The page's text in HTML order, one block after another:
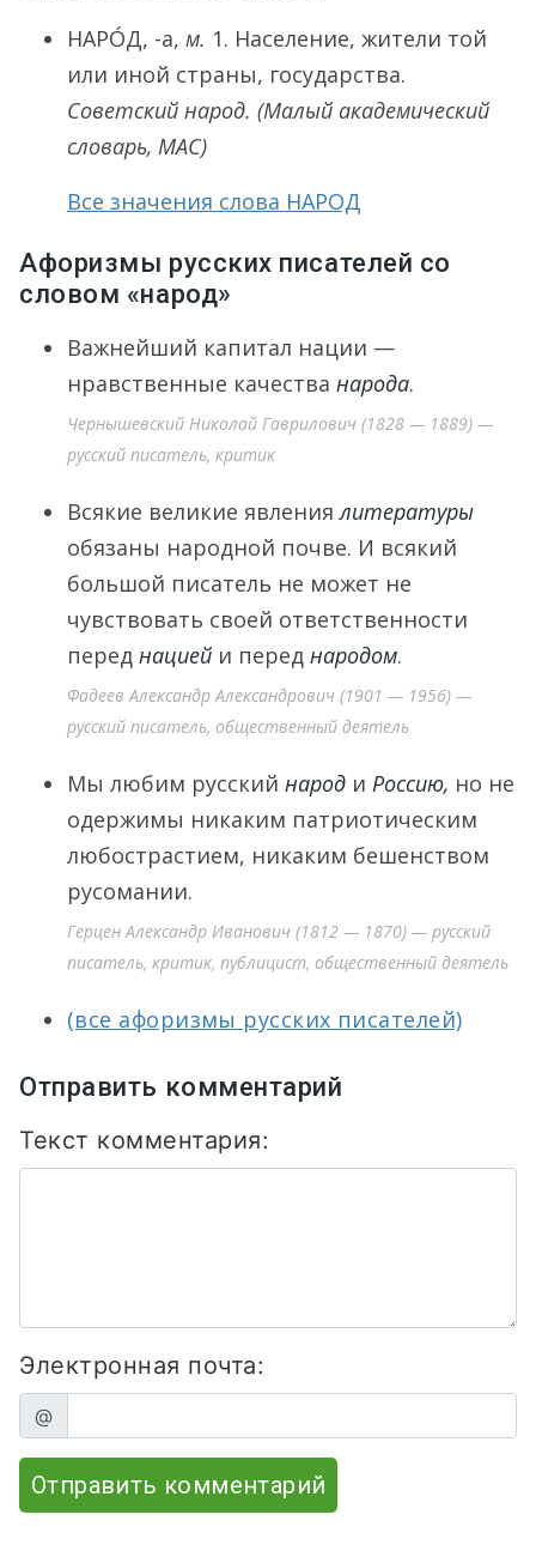
НАРО́Д, -а, м. 1. Население, жители той
или иной страны, государства.
Советский народ. (Малый академический
словарь, МАС)
Все значения слова НАРОД
Афоризмы русских писателей со
словом «народ»
Важнейший капитал нации —
нравственные качества народа.
Чернышевский Николай Гаврилович (1828 — 1889) —
русский писатель, критик
Всякие великие явлениялитературы
обязаны народной почве. И всякий
большой писатель не может не
чувствовать своей ответственности
перед нацией и перед народом.
Фадеев Александр Александрович (1901 — 1956) —
русский писатель, общественный деятель
Мы любим русский народ и Россию, но не
одержимы никаким патриотическим
любострастием, никаким бешенством
русомании.
Герцен Александр Иванович (1812 — 1870) — русский
писатель, критик, публицист, общественный деятель
(все афоризмы русских писателей)
Отправить комментарий
Текст комментария:
Электронная почта:
@
Отправить комментарий